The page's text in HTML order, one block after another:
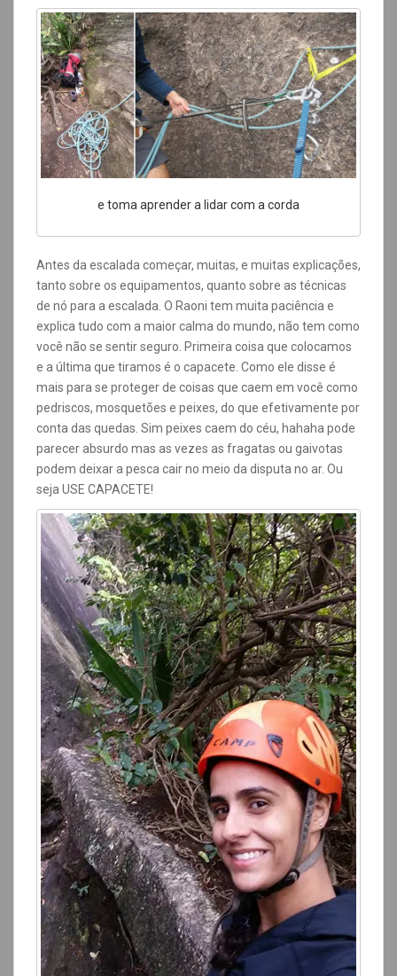
e toma aprender a lidar com a corda
Antes da escalada começar, muitas, e muitas explicações,
tanto sobre os equipamentos, quanto sobre as técnicas
de nó para a escalada. O Raoni tem muita paciência e
explica tudo com a maior calma do mundo, não tem como
você não se sentir seguro. Primeira coisa que colocamos
e a última que tiramos é o capacete. Como ele disse é
mais para se proteger de coisas que caem em você como
pedriscos, mosquetões e peixes, do que efetivamente por
conta das quedas. Sim peixes caem do céu, hahaha pode
parecer absurdo mas as vezes as fragatas ou gaivotas
podem deixar a pesca cair no meio da disputa no ar. Ou
seja USE CAPACETE!